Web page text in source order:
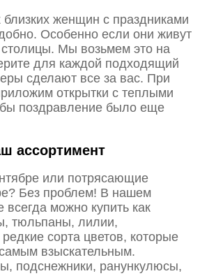
близких женщин с праздниками
Особенно если они живут
Мы возьмем это на
для каждой подходящий
сделают все за вас. При
открытки с теплыми
поздравление было еще
ассортимент
или потрясающие
Без проблем! В нашем
всегда можно купить как
тюльпаны, лилии,
сорта цветов, которые
взыскательным.
подснежники, ранункулюсы,